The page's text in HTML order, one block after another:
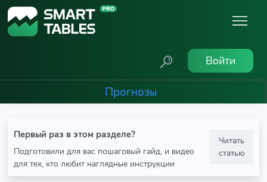
Войти
Прогнозы
Первый раз в этом разделе?
Подготовили для вас пошаговый гайд, и видео
для тех, кто любит наглядные инструкции
Читать
статью